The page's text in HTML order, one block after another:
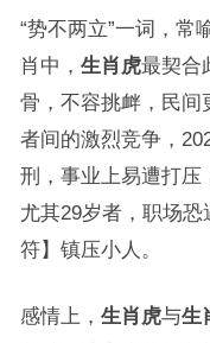
“势不两立”一词，常
肖中， 生肖虎最契合
骨，不容挑衅，民间
者间的激烈竞争，
刑，事业上易遭打压
尤其29岁者，职场
符】镇压小人。
感情上， 生肖虎与生